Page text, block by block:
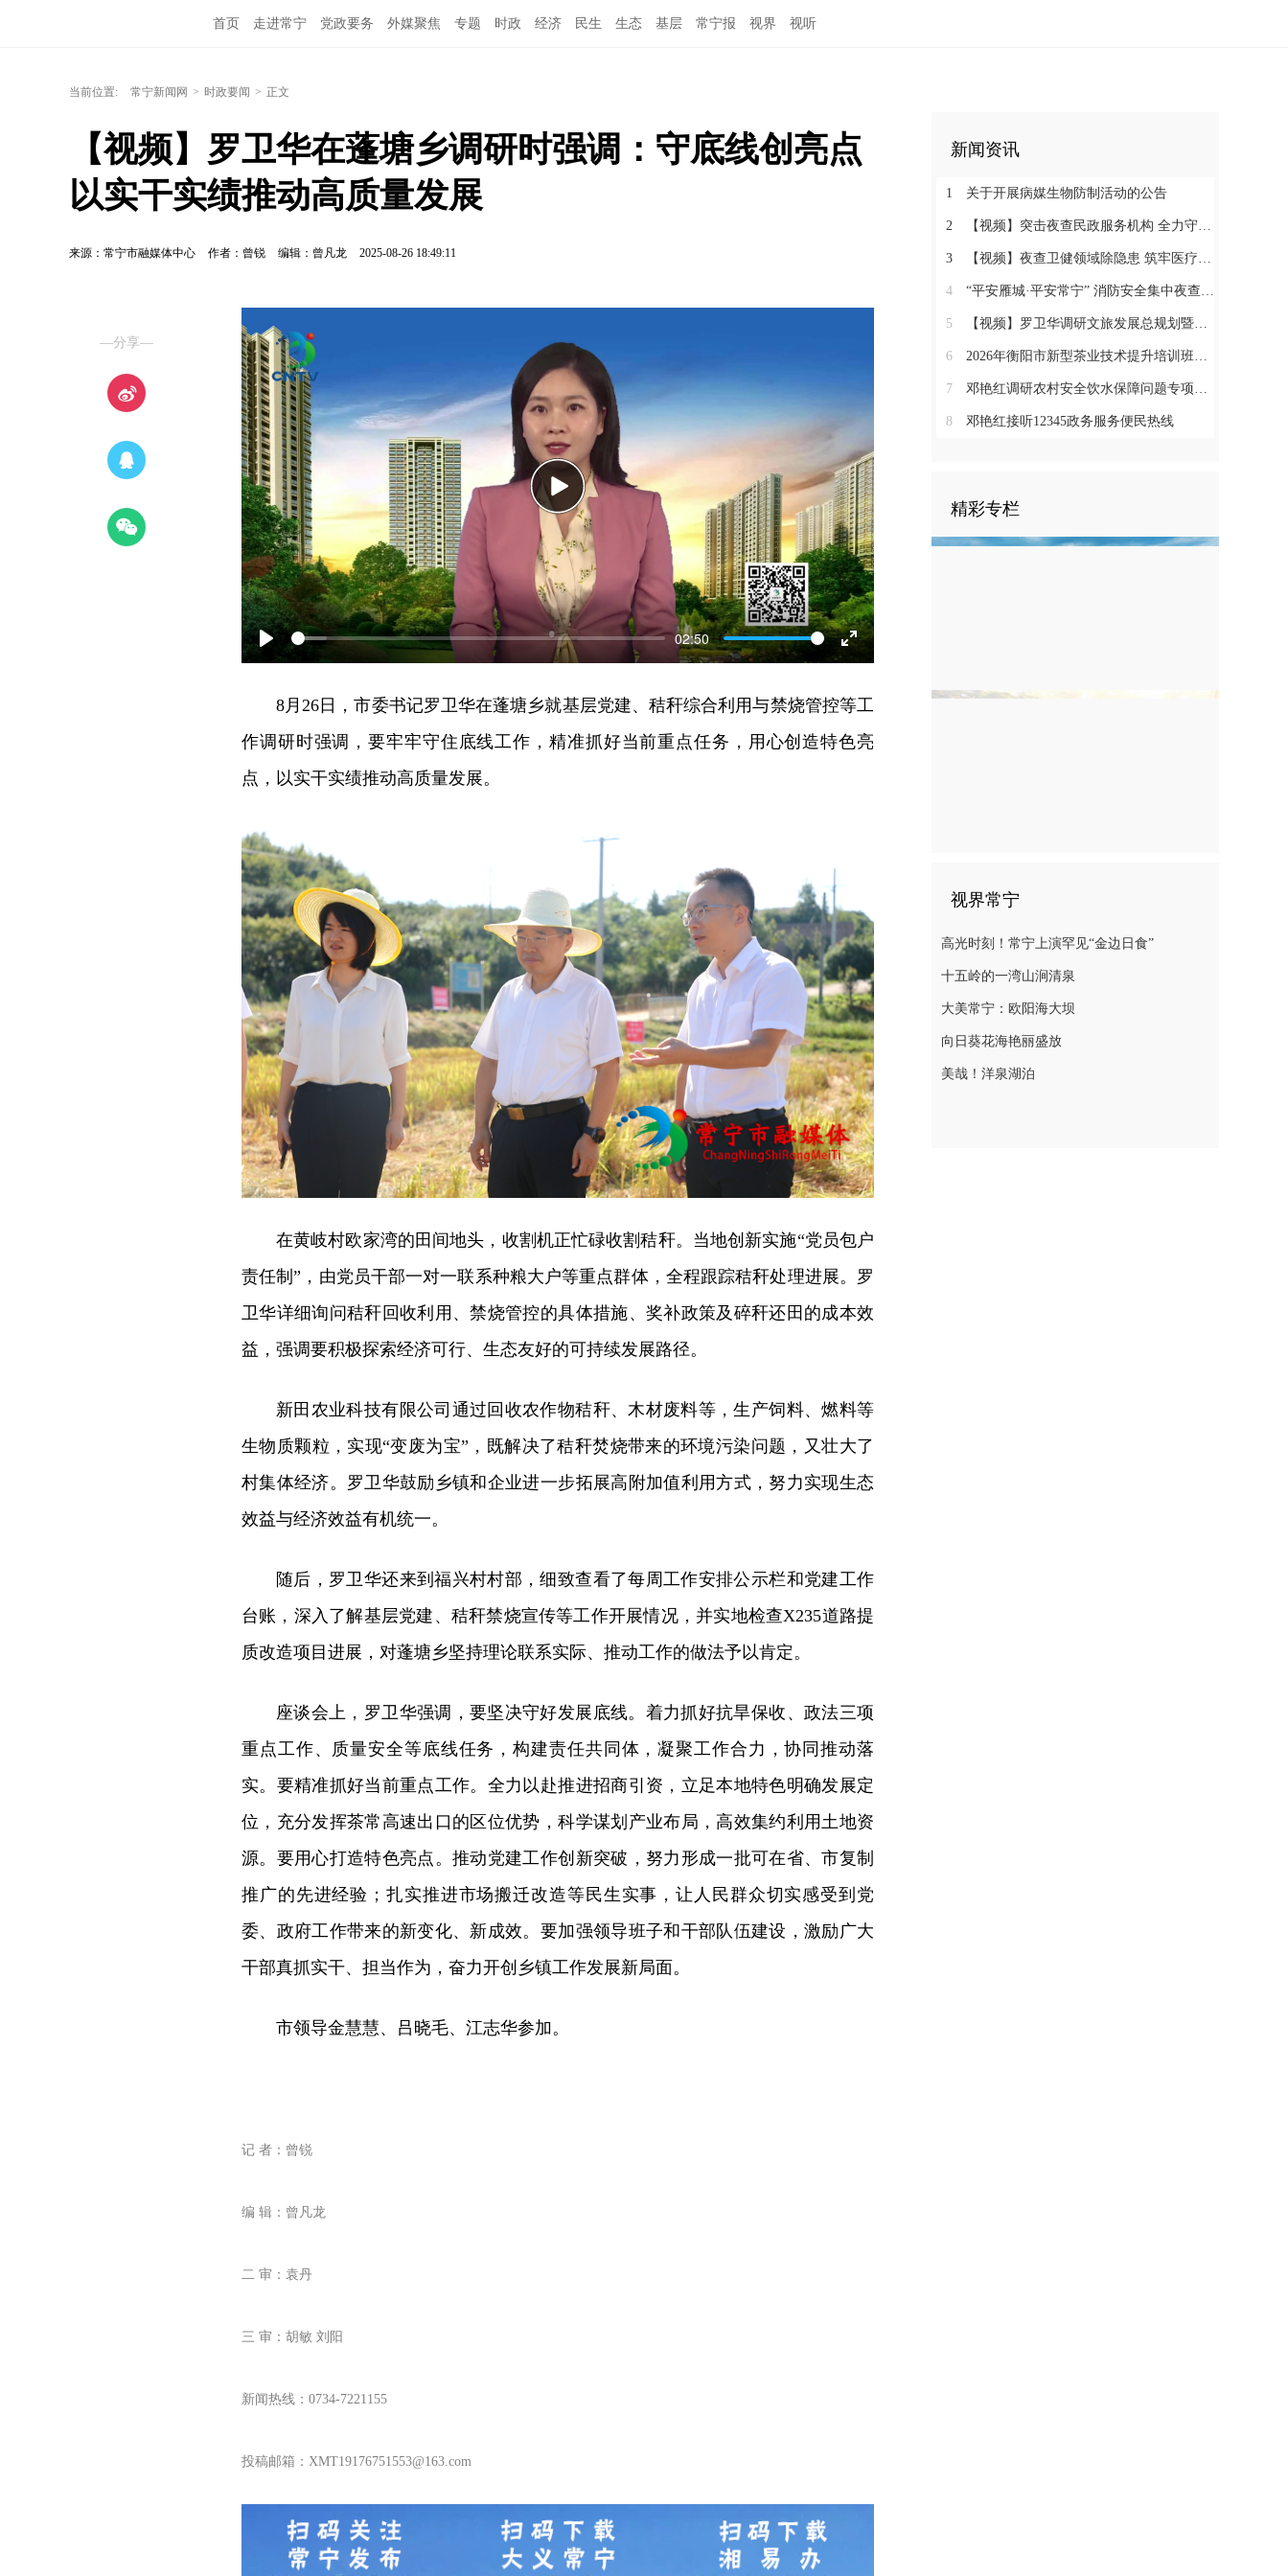
首页 走进常宁 党政要务 外媒聚焦 专题 时政 经济 民生 生态 基层 常宁报 视界 视听
当前位置: 常宁新闻网 > 时政要闻 > 正文
【视频】罗卫华在蓬塘乡调研时强调：守底线创亮点
以实干实绩推动高质量发展
来源：常宁市融媒体中心 作者：曾锐 编辑：曾凡龙 2025-08-26 18:49:11
—分享—
Play
02:50
Enter
fullscreen
Play
8月26日，市委书记罗卫华在蓬塘乡就基层党建、秸秆综合利用与禁烧管控等工
作调研时强调，要牢牢守住底线工作，精准抓好当前重点任务，用心创造特色亮
点，以实干实绩推动高质量发展。
在黄岐村欧家湾的田间地头， 收割机正忙碌收割秸秆。当地创新实施“党员包户
责任制”，由党员干部一对一联系种粮大户等重点群体，全程跟踪秸秆处理进展。罗
卫华详细询问秸秆回收利用、禁烧管控的具体措施、奖补政策及 碎秆还田 的成本效
益，强调要积极探索经济可行、生态友好的可持续发展路径。
新田农业科技有限公司通过回收农作物秸秆、木材废料等，生产饲料、燃料等
生物质颗粒，实现“变废为宝”，既解决了秸秆焚烧带来的环境污染问题，又壮大了
村集体经济。罗卫华鼓励乡镇和企业进一步拓展高附加值利用方式，努力实现生态
效益与经济效益有机统一。
随后，罗卫华还来到福兴村村部，细致查看了每周工作安排公示栏和党建工作
台账，深入了解基层党建、秸秆禁烧宣传等工作开展情况，并实地检查X235道路提
质改造项目进展，对蓬塘乡坚持理论联系实际、推动工作的做法予以肯定。
座谈会上，罗卫华强调，要坚决守好发展底线。着力抓好抗旱保收、政法三项
重点工作、质量安全等底线任务，构建责任共同体，凝聚工作合力，协同推动落
实。要精准抓好当前重点工作。全力以赴推进招商引资，立足本地特色明确发展定
位，充分发挥茶常高速出口的区位优势，科学谋划产业布局，高效集约利用土地资
源。要用心打造特色亮点。推动党建工作创新突破，努力形成一批可在省、市复制
推广的先进经验；扎实推进市场搬迁改造等民生实事，让人民群众切实感受到党
委、政府工作带来的新变化、新成效。要加强领导班子和干部队伍建设，激励广大
干部真抓实干、担当作为，奋力开创乡镇工作发展新局面。
市领导金慧慧、吕晓毛、江志华参加。
记 者：曾锐
编 辑：曾凡龙
二 审：袁丹
三 审：胡敏 刘阳
新闻热线：0734-7221155
投稿邮箱：XMT19176751553@163.com
新闻资讯
1 关于开展病媒生物防制活动的公告
2 【视频】突击夜查民政服务机构 全力守护特殊群体安全
3 【视频】夜查卫健领域除隐患 筑牢医疗机构消防安全“防火墙”
4 “平安雁城·平安常宁” 消防安全集中夜查行动通告
5 【视频】罗卫华调研文旅发展总规划暨农文旅发展工作
6 2026年衡阳市新型茶业技术提升培训班在塔山瑶族乡开班
7 邓艳红调研农村安全饮水保障问题专项整治和抗旱保水工作
8 邓艳红接听12345政务服务便民热线
精彩专栏
视界常宁
高光时刻！常宁上演罕见“金边日食”
十五岭的一湾山涧清泉
大美常宁：欧阳海大坝
向日葵花海艳丽盛放
美哉！洋泉湖泊